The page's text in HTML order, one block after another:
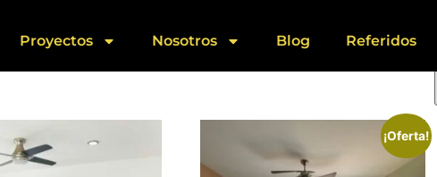
Proyectos Nosotros Blog Referidos
¡Oferta!